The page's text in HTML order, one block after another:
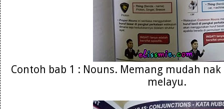
Contoh bab 1 : Nouns. Memang mudah
melayu.